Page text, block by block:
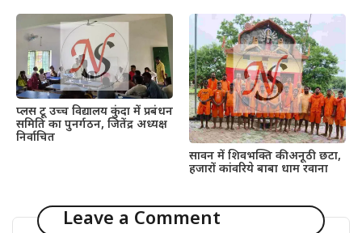
प्लस टू उच्च विद्यालय कुंदा में प्रबंधन
समिति का पुनर्गठन, जितेंद्र अध्यक्ष
निर्वाचित
सावन में शिवभक्ति की अनूठी छटा,
हजारों कांवरिये बाबा धाम रवाना
Leave a Comment